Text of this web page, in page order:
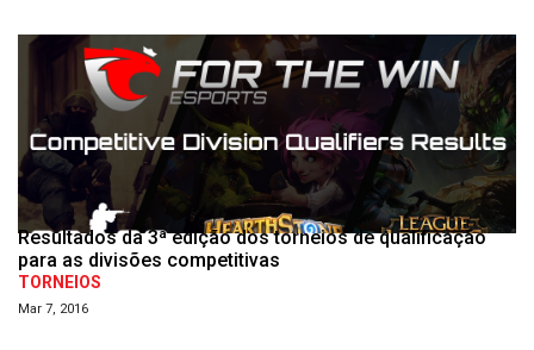
Resultados da 3ª edição dos torneios de qualificação
para as divisões competitivas
TORNEIOS
Mar 7, 2016